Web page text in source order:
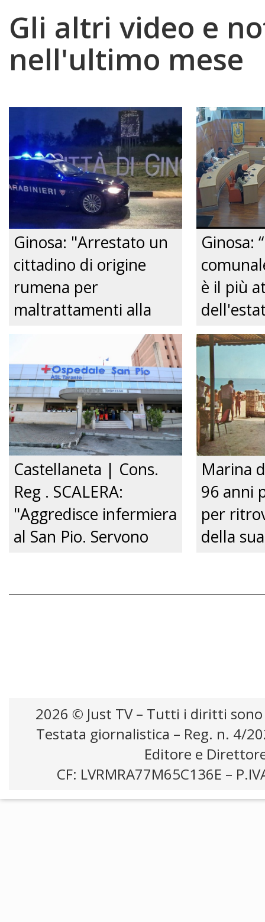
Gli altri video e
nell'ultimo mese
Ginosa: "Arrestato un
cittadino di origine
rumena per
maltrattamenti alla
convivente." Just tv
Ginosa:
è il più
centro
Just tv
Castellaneta | Cons.
Reg . SCALERA:
"Aggredisce infermiera
al San Pio. Servono
Marina
96 anni
per
della
2026 © Just TV – Tutti i diritti
Testata giornalistica – Reg. n. 4/
Editore e
CF: LVRMRA77M65C136E –